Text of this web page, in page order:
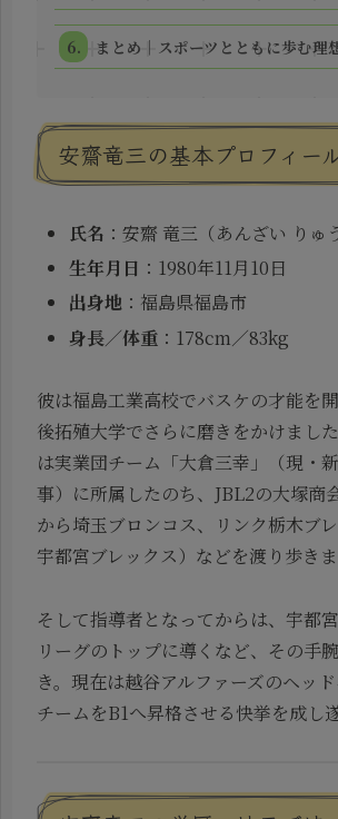
まとめ｜スポーツとともに歩む理
安齋竜三の基本プロフィー
氏名 ：安齋 竜三（あんざい りゅ
生年月日 ：1980年11月10日
出身地 ：福島県福島市
身長／体重 ：178cm／83kg
彼は福島工業高校でバスケの才能を
後拓殖大学でさらに磨きをかけまし
は実業団チーム「大倉三幸」（現・
事）に所属したのち、JBL2の大塚商
から埼玉ブロンコス、リンク栃木ブ
宇都宮ブレックス）などを渡り歩きま
そして指導者となってからは、宇都
リーグのトップに導くなど、その手
き。現在は越谷アルファーズのヘッド
チームをB1へ昇格させる快挙を成し